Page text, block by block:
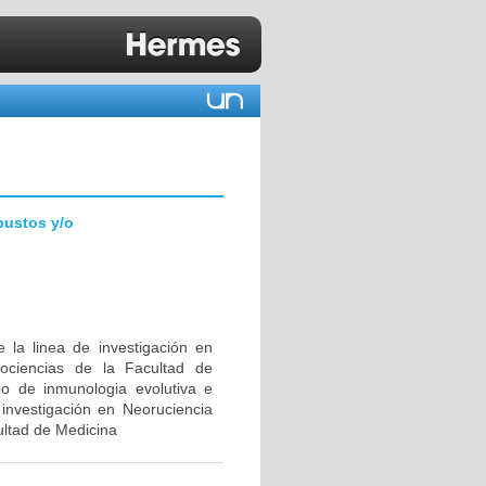
y/o
la linea de investigación en
de la Facultad de
de inmunologia evolutiva e
en Neoruciencia
de Medicina